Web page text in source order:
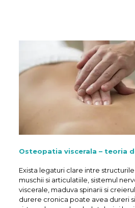
Osteopatia viscerala – teoria
Exista legaturi clare intre
muschii si articulatiile, sistemul
viscerale, maduva spinarii si
durere cronica poate avea dureri